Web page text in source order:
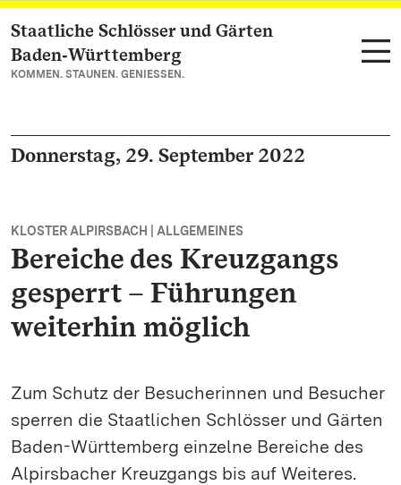
Zum Hauptinhalt springen
Staatliche Schlösser und Gärten
Baden‑Württemberg
KOMMEN. STAUNEN. GENIESSEN.
Donnerstag, 29. September 2022
KLOSTER ALPIRSBACH | ALLGEMEINES
Bereiche des Kreuzgangs
gesperrt – Führungen
weiterhin möglich
Zum Schutz der Besucherinnen und Besucher
sperren die Staatlichen Schlösser und Gärten
Baden-Württemberg einzelne Bereiche des
Alpirsbacher Kreuzgangs bis auf Weiteres.